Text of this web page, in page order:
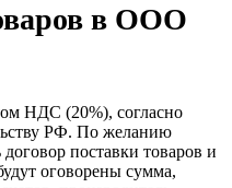
в ООО
НДС (20%), согласно
РФ. По желанию
поставки товаров и
оговорены сумма,